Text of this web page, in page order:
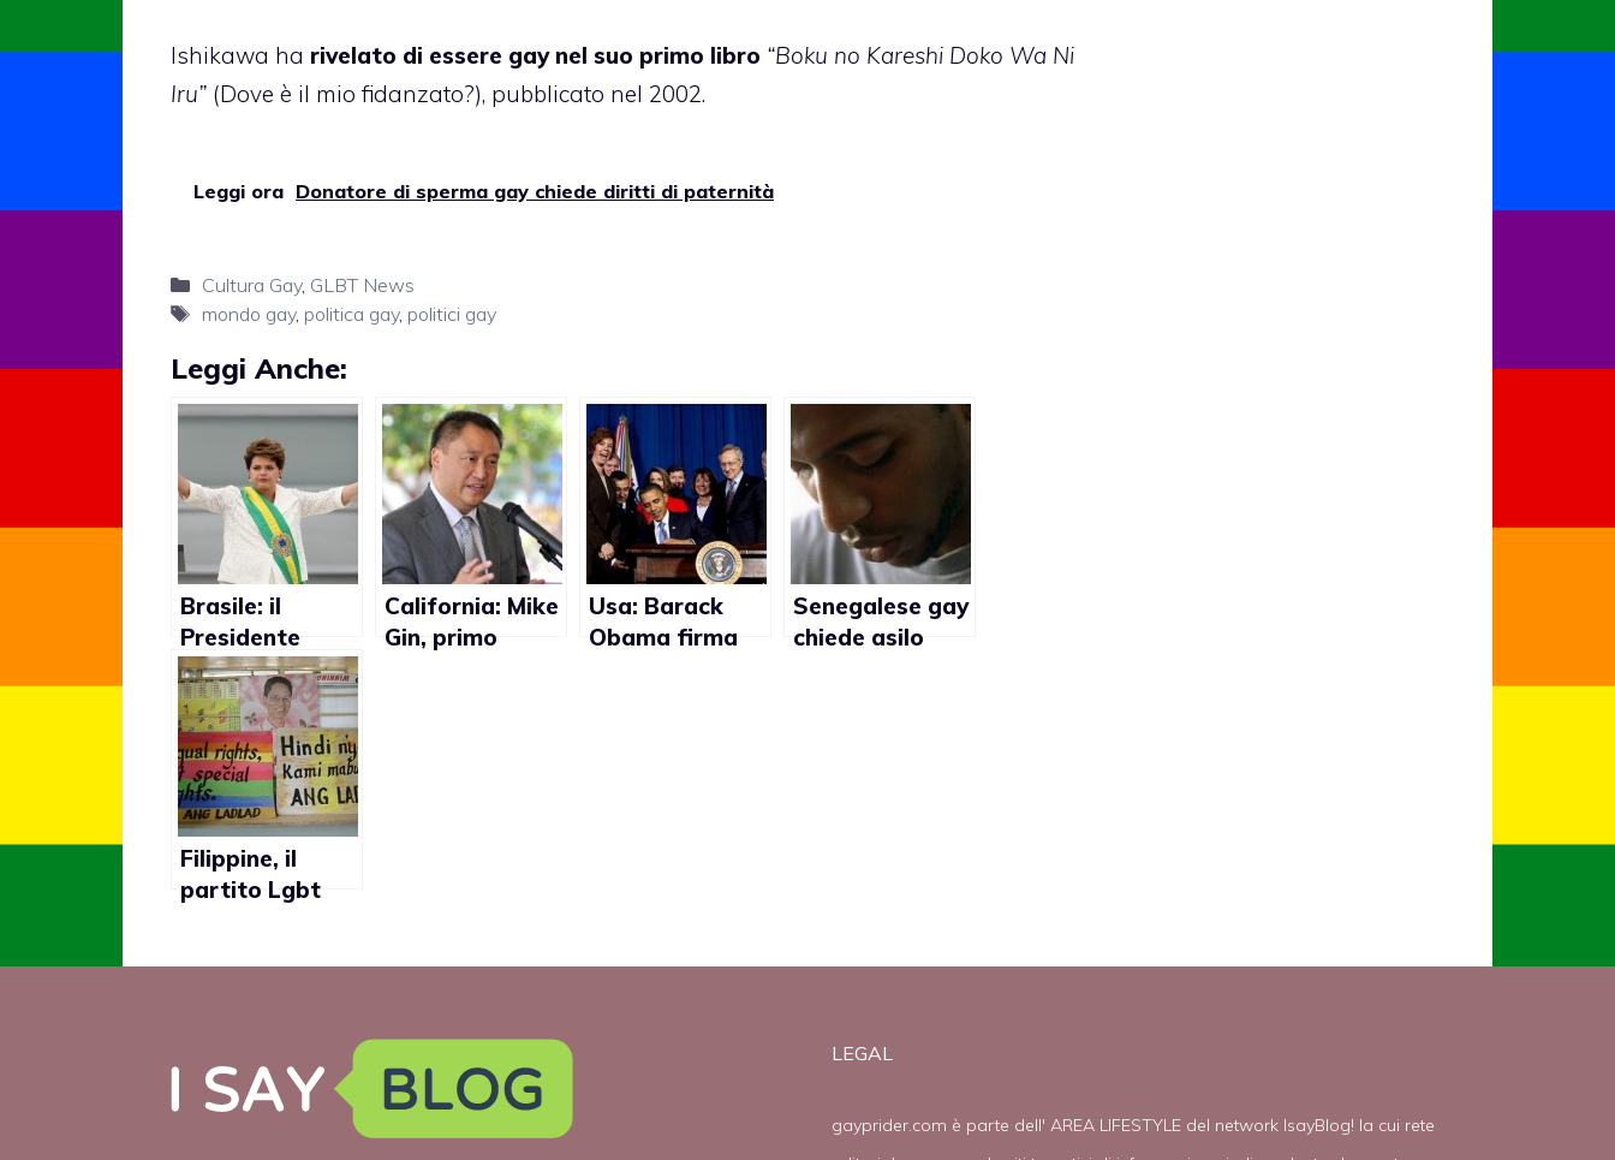
Ishikawa ha rivelato di essere gay nel suo primo libro “Boku no Kareshi Doko Wa Ni
Iru” (Dove è il mio fidanzato?), pubblicato nel 2002.
Leggi ora Donatore di sperma gay chiede diritti di paternità
Categorie
Cultura Gay, GLBT News
Tag
mondo gay, politica gay, politici gay
Leggi Anche:
Brasile: il
Presidente
sospende
campagna
contro
l’omofobia nelle
scuole
California: Mike
Gin, primo
Usa: Barack
Obama firma
Senegalese gay
chiede asilo
Filippine, il
partito Lgbt
LEGAL
gayprider.com è parte dell' AREA LIFESTYLE del network IsayBlog! la cui rete